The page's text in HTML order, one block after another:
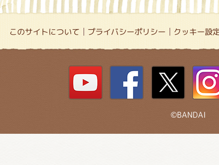
このサイトについて プライバシーポリシー クッキー設
©BANDAI